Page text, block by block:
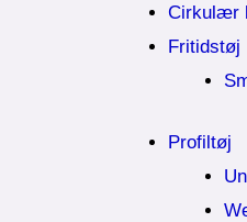
Cirkulær
Fritidstøj
Profiltøj